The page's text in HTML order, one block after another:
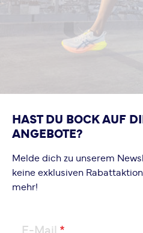
HAST DU BOCK AUF
ANGEBOTE?
Melde dich zu unserem
keine exklusiven
mehr!